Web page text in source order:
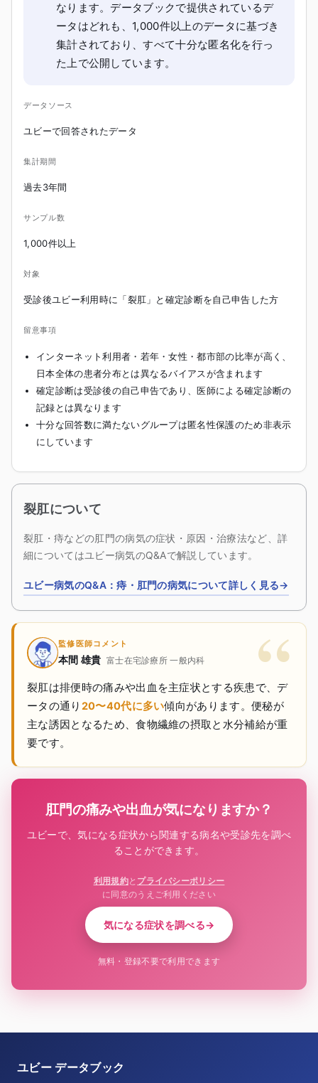
なります。データブックで提供されているデ
ータはどれも、1,000件以上のデータに基づき
集計されており、すべて十分な匿名化を行っ
た上で公開しています。
データソース
ユビーで回答されたデータ
集計期間
過去3年間
サンプル数
1,000件以上
対象
受診後ユビー利用時に「裂肛」と確定診断を自己申告した方
留意事項
インターネット利用者・若年・女性・都市部の比率が高く、
日本全体の患者分布とは異なるバイアスが含まれます
確定診断は受診後の自己申告であり、医師による確定診断の
記録とは異なります
十分な回答数に満たないグループは匿名性保護のため非表示
にしています
裂肛について
裂肛・痔などの肛門の病気の症状・原因・治療法など、詳
細についてはユビー病気のQ&Aで解説しています。
ユビー病気のQ&A：痔・肛門の病気について詳しく見る→
監修医師コメント
本間 雄貴 富士在宅診療所 一般内科
裂肛は排便時の痛みや出血を主症状とする疾患で、デ
ータの通り 20〜40代に多い傾向があります。便秘が
主な誘因となるため、食物繊維の摂取と水分補給が重
要です。
肛門の痛みや出血が気になりますか？
ユビーで、気になる症状から関連する病名や受診先を調べ
ることができます。
利用規約と プライバシーポリシー
に同意のうえご利用ください
気になる症状を調べる→
無料・登録不要で利用できます
ユビー データブック